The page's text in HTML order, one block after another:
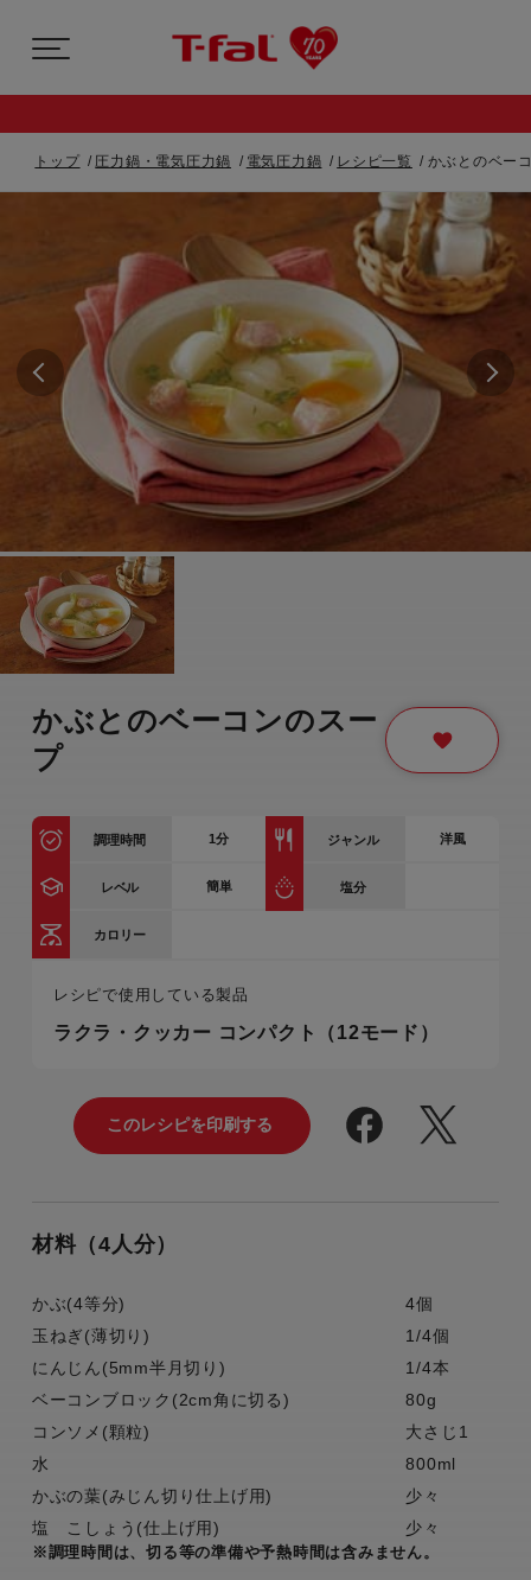
トップ 圧力鍋・電気圧力鍋 電気圧力鍋 レシピ一覧 かぶとのベー
かぶとのベーコンのスー
プ
調理時間 1分 ジャンル 洋風
レベル 簡単 塩分
カロリー
レシピで使用している製品
ラクラ・クッカー コンパクト（12モード）
材料（4人分）
かぶ(4等分)
4個
玉ねぎ(薄切り)
1/4個
にんじん(5mm半月切り)
1/4本
ベーコンブロック(2cm角に切る)
80g
コンソメ(顆粒)
大さじ1
水
800ml
かぶの葉(みじん切り仕上げ用)
少々
塩 こしょう(仕上げ用)
少々
※調理時間は、切る等の準備や予熱時間は含みません。